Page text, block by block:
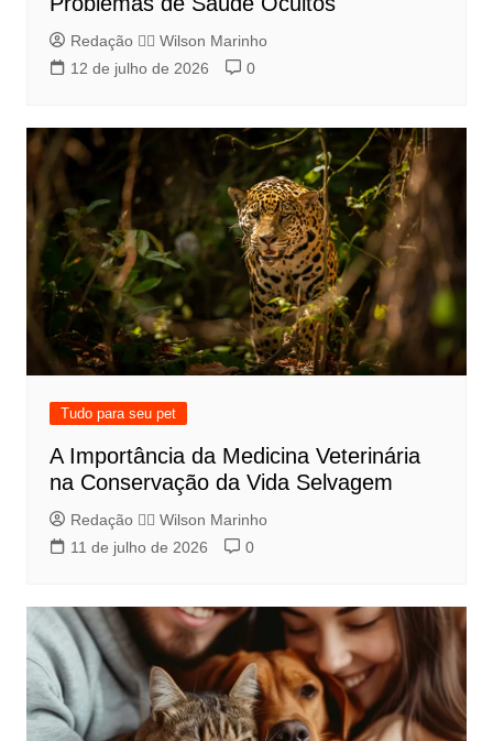
Redação 👨‍⚖️​ Wilson Marinho
12 de julho de 2026
0
Tudo para seu pet
A Importância da Medicina Veterinária
na Conservação da Vida Selvagem
Redação 👨‍⚖️​ Wilson Marinho
11 de julho de 2026
0